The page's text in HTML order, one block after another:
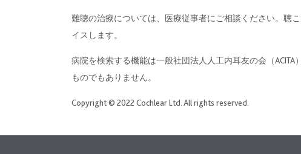
難聴の治療については、医療従事者にご相談ください。聴
イスします。
病院を検索する機能は一般社団法人人工内耳友の会（
ものでもありません。
Copyright © 2022 Cochlear Ltd. All rights reserved.